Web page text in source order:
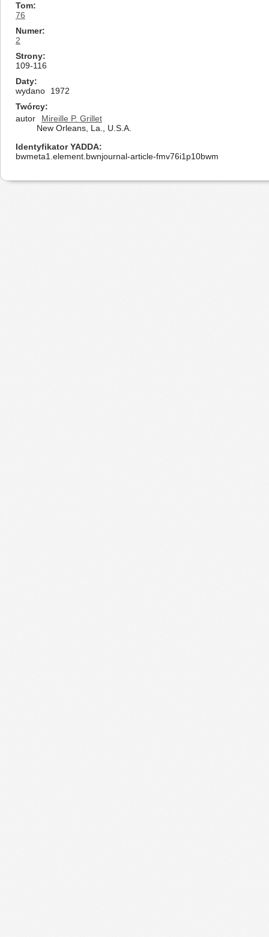
Tom
76
Numer
2
Strony
109-116
Daty
wydano
1972
Twórcy
autor
Mireille P. Grillet
New Orleans, La., U.S.A.
Identyfikator YADDA
bwmeta1.element.bwnjournal-article-fmv76i1p10bwm